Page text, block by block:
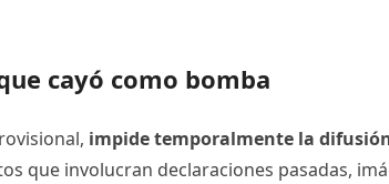
cayó como bomba
impide temporalmente la
que involucran declaraciones pasadas,